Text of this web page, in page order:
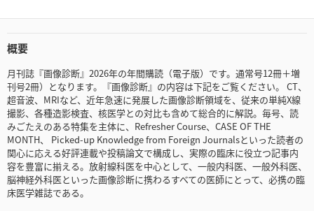
概要
月刊誌『画像診断』2026年の年間購読（電子版）です。通常号12冊＋増
刊号2冊）となります。『画像診断』の内容は下記をご覧ください。 CT、
超音波、MRIなど、近年急速に発展した画像診断領域を、従来の単純X線
撮影、各種造影検査、核医学との対比も含めて総合的に解説。毎号、読
みごたえのある特集を主体に、Refresher Course、CASE OF THE
MONTH、 Picked-up Knowledge from Foreign Journalsといった読者の
関心に応える好評連載や投稿論文で構成し、実際の臨床に役立つ記事内
容を豊富に揃える。放射線科医を中心として、一般内科医、一般外科医、
脳神経外科医といった画像診断に携わるすべての医師にとって、必携の臨
床医学雑誌である。